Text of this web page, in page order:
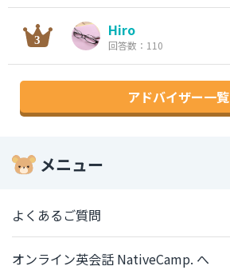
Hiro
回答数：110
アドバイザー一覧
メニュー
よくあるご質問
オンライン英会話 NativeCamp. へ